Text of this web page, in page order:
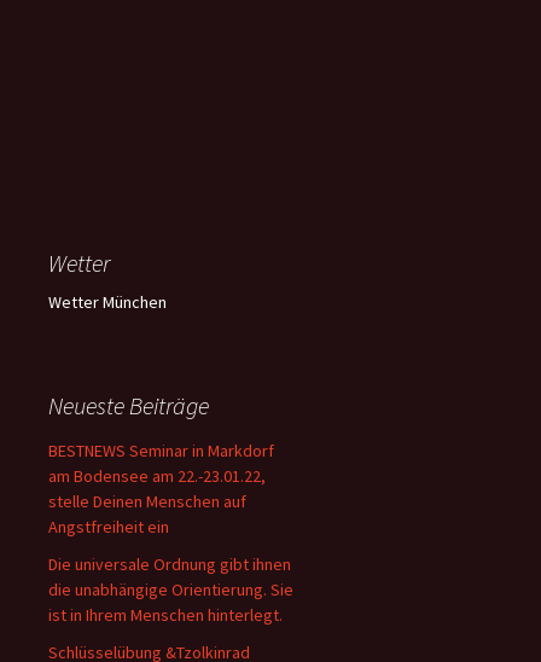
Wetter
Wetter München
Neueste Beiträge
BESTNEWS Seminar in Markdorf
am Bodensee am 22.-23.01.22,
stelle Deinen Menschen auf
Angstfreiheit ein
Die universale Ordnung gibt ihnen
die unabhängige Orientierung. Sie
ist in Ihrem Menschen hinterlegt.
Schlüsselübung &Tzolkinrad